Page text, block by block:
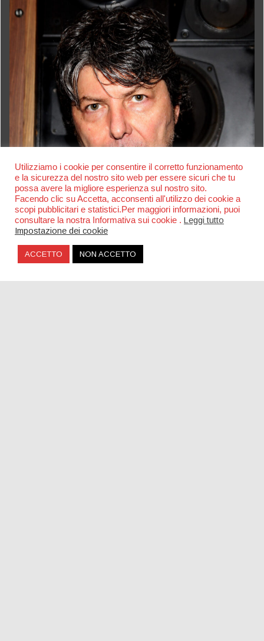
Utilizziamo i cookie per consentire il corretto funzionamento
e la sicurezza del nostro sito web per essere sicuri che tu
possa avere la migliore esperienza sul nostro sito.
Facendo clic su Accetta, acconsenti all'utilizzo dei cookie a
scopi pubblicitari e statistici.Per maggiori informazioni, puoi
consultare la nostra Informativa sui cookie . Leggi tutto
Impostazione dei cookie
ACCETTO NON ACCETTO